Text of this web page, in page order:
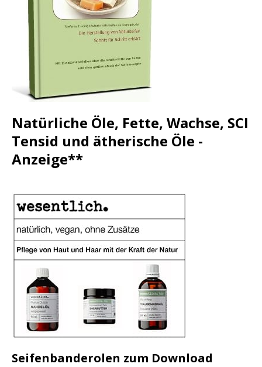
Natürliche Öle, Fette, Wachse, SCI
Tensid und ätherische Öle -
Anzeige**
Seifenbanderolen zum Download